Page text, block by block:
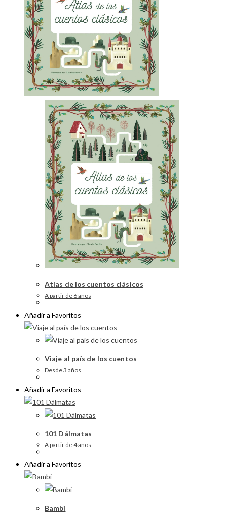
Atlas de los cuentos clásicos
A partir de 6 años
Añadir a Favoritos
Viaje al país de los cuentos
Desde 3 años
Añadir a Favoritos
101 Dálmatas
A partir de 4 años
Añadir a Favoritos
Bambi